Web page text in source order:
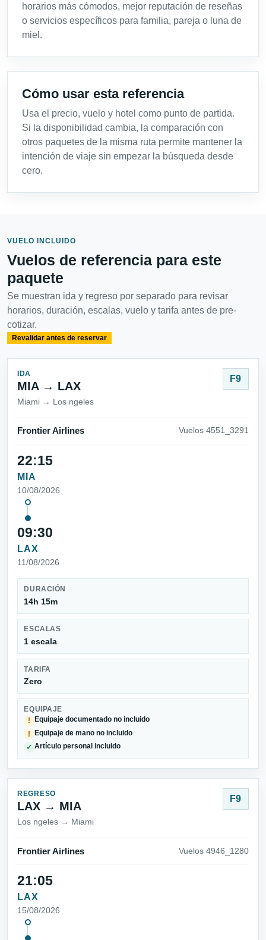
horarios más cómodos, mejor reputación de reseñas
o servicios específicos para familia, pareja o luna de
miel.
Cómo usar esta referencia
Usa el precio, vuelo y hotel como punto de partida.
Si la disponibilidad cambia, la comparación con
otros paquetes de la misma ruta permite mantener la
intención de viaje sin empezar la búsqueda desde
cero.
VUELO INCLUIDO
Vuelos de referencia para este
paquete
Se muestran ida y regreso por separado para revisar
horarios, duración, escalas, vuelo y tarifa antes de pre-
cotizar.
Revalidar antes de reservar
IDA
MIA → LAX
Miami → Los ngeles
F9
Frontier Airlines Vuelos 4551_3291
22:15
MIA
10/08/2026
09:30
LAX
11/08/2026
DURACIÓN
14h 15m
ESCALAS
1 escala
TARIFA
Zero
EQUIPAJE
!
Equipaje documentado no incluido
! Equipaje de mano no incluido
✓ Artículo personal incluido
REGRESO
LAX → MIA
Los ngeles → Miami
F9
Frontier Airlines Vuelos 4946_1280
21:05
LAX
15/08/2026